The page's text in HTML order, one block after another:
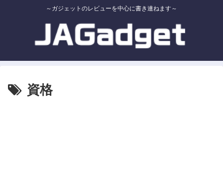
～ガジェットのレビューを中心に書き連ねます～
資格